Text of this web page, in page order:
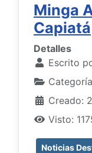
Minga
Capiatá
Detalles
Escrito
Creado:
Visto:
Noticias